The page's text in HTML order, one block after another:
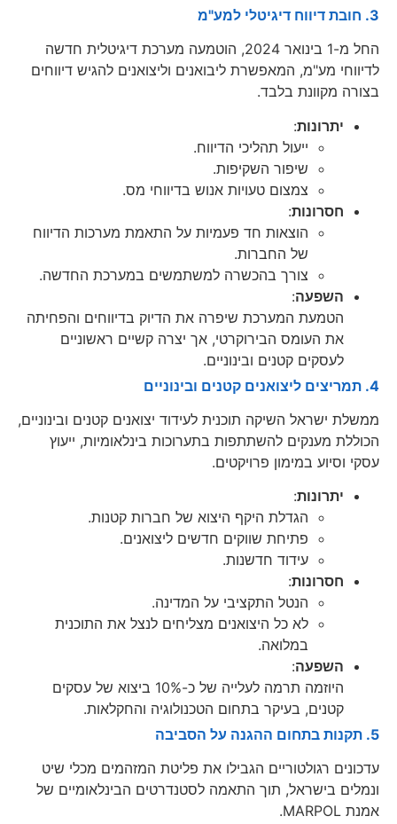
3. חובת דיווח דיגיטלי למע"מ
החל מ-1 בינואר 2024, הוטמעה מערכת דיגיטלית חדשה
לדיווחי מע"מ, המאפשרת ליבואנים וליצואנים להגיש דיווחים
בצורה מקוונת בלבד.
יתרונות:
ייעול תהליכי הדיווח.
שיפור השקיפות.
צמצום טעויות אנוש בדיווחי מס.
חסרונות:
הוצאות חד פעמיות על התאמת מערכות הדיווח
של החברות.
צורך בהכשרה למשתמשים במערכת החדשה.
השפעה:
הטמעת המערכת שיפרה את הדיוק בדיווחים והפחיתה
את העומס הבירוקרטי, אך יצרה קשיים ראשוניים
לעסקים קטנים ובינוניים.
4. תמריצים ליצואנים קטנים ובינוניים
ממשלת ישראל השיקה תוכנית לעידוד יצואנים קטנים ובינוניים,
הכוללת מענקים להשתתפות בתערוכות בינלאומיות, ייעוץ
עסקי וסיוע במימון פרויקטים.
יתרונות:
הגדלת היקף היצוא של חברות קטנות.
פתיחת שווקים חדשים ליצואנים.
עידוד חדשנות.
חסרונות:
הנטל התקציבי על המדינה.
לא כל היצואנים מצליחים לנצל את התוכנית
במלואה.
השפעה:
היוזמה תרמה לעלייה של כ-10% ביצוא של עסקים
קטנים, בעיקר בתחום הטכנולוגיה והחקלאות.
5. תקנות בתחום ההגנה על הסביבה
עדכונים רגולטוריים הגבילו את פליטת המזהמים מכלי שיט
ונמלים בישראל, תוך התאמה לסטנדרטים הבינלאומיים של
אמנת MARPOL.